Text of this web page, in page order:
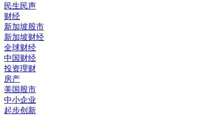
民生民声
财经
新加坡股市
新加坡财经
全球财经
中国财经
投资理财
房产
美国股市
中小企业
起步创新